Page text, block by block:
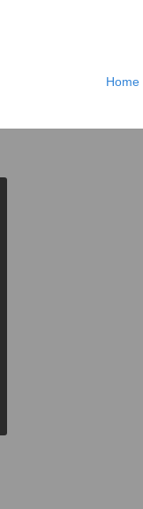
Home